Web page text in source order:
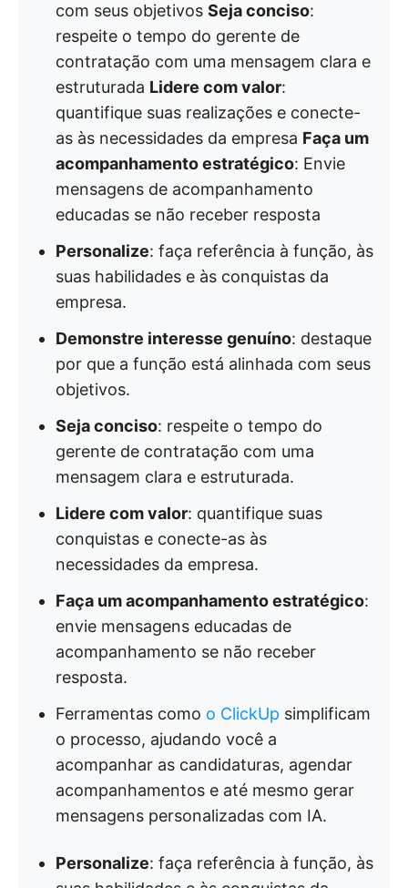
com seus objetivos Seja conciso:
respeite o tempo do gerente de
contratação com uma mensagem clara e
estruturada Lidere com valor:
quantifique suas realizações e conecte-
as às necessidades da empresa Faça um
acompanhamento estratégico: Envie
mensagens de acompanhamento
educadas se não receber resposta
Personalize: faça referência à função, às
suas habilidades e às conquistas da
empresa.
Demonstre interesse genuíno: destaque
por que a função está alinhada com seus
objetivos.
Seja conciso: respeite o tempo do
gerente de contratação com uma
mensagem clara e estruturada.
Lidere com valor: quantifique suas
conquistas e conecte-as às
necessidades da empresa.
Faça um acompanhamento estratégico:
envie mensagens educadas de
acompanhamento se não receber
resposta.
Ferramentas como o ClickUp simplificam
o processo, ajudando você a
acompanhar as candidaturas, agendar
acompanhamentos e até mesmo gerar
mensagens personalizadas com IA.
Personalize: faça referência à função, às